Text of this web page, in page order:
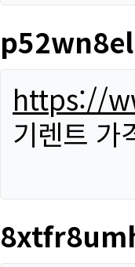
https://
기렌트 가